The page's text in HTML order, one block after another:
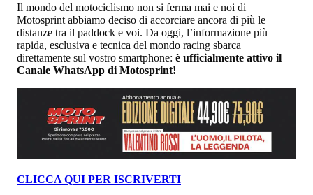
Il mondo del motociclismo non si ferma mai e noi di
Motosprint abbiamo deciso di accorciare ancora di più le
distanze tra il paddock e voi. Da oggi, l’informazione più
rapida, esclusiva e tecnica del mondo racing sbarca
direttamente sul vostro smartphone: è ufficialmente attivo il
Canale WhatsApp di Motosprint!
CLICCA QUI PER ISCRIVERTI